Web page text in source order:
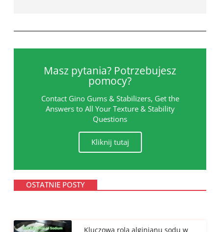
Masz pytania? Potrzebujesz
pomocy?
Contact Gino Gums & Stabilizers, Get the
Answers to All Your Texture & Stability
Questions
Kliknij tutaj
OSTATNIE POSTY
Kluczowa rola alginianu sodu w